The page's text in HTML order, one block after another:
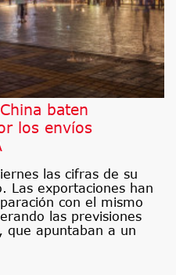
baten
los envíos
las cifras de su
Las exportaciones han
con el mismo
las previsiones
que apuntaban a un